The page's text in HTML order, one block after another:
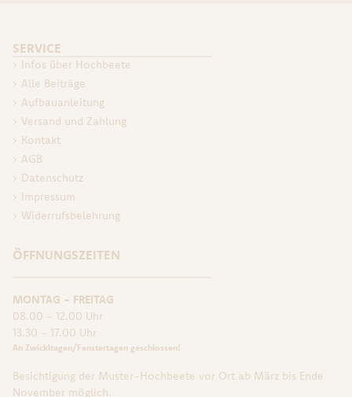
SERVICE
Infos über Hochbeete
Alle Beiträge
Aufbauanleitung
Versand und Zahlung
Kontakt
AGB
Datenschutz
Impressum
Widerrufsbelehrung
ÖFFNUNGSZEITEN
MONTAG - FREITAG
08.00 - 12.00 Uhr
13.30 - 17.00 Uhr
An Zwickltagen/Fenstertagen geschlossen!
Besichtigung der Muster-Hochbeete vor Ort ab März bis Ende
November möglich.